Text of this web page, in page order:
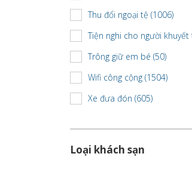
Thu đổi ngoại tệ (1006)
Tiện nghi cho người khuyết
Trông giữ em bé (50)
Wifi công cộng (1504)
Xe đưa đón (605)
Loại khách sạn